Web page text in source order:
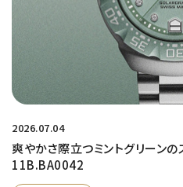
2026.07.04
爽やかさ際立つミントグリーン
11B.BA0042